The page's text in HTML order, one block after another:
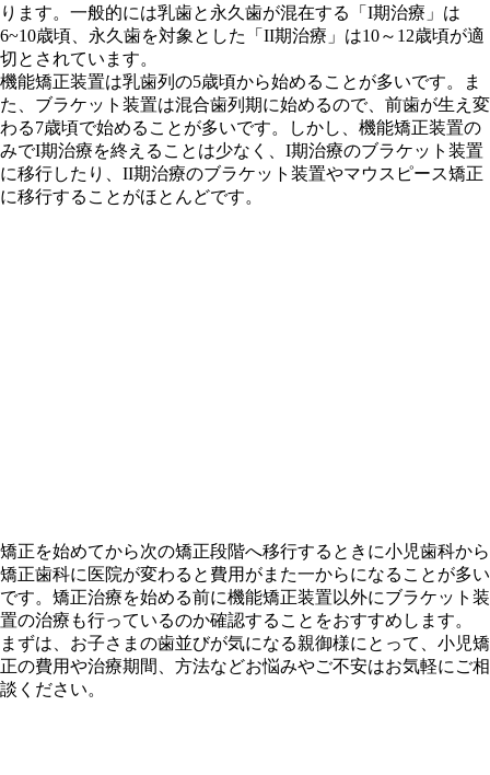
ります。一般的には乳歯と永久歯が混在する「I期治療」は
6~10歳頃、永久歯を対象とした「II期治療」は10～12歳頃が適
切とされています。
機能矯正装置は乳歯列の5歳頃から始めることが多いです。ま
た、ブラケット装置は混合歯列期に始めるので、前歯が生え変
わる7歳頃で始めることが多いです。しかし、機能矯正装置の
みでI期治療を終えることは少なく、I期治療のブラケット装置
に移行したり、II期治療のブラケット装置やマウスピース矯正
に移行することがほとんどです。
矯正を始めてから次の矯正段階へ移行するときに小児歯科から
矯正歯科に医院が変わると費用がまた一からになることが多い
です。矯正治療を始める前に機能矯正装置以外にブラケット装
置の治療も行っているのか確認することをおすすめします。
まずは、お子さまの歯並びが気になる親御様にとって、小児矯
正の費用や治療期間、方法などお悩みやご不安はお気軽にご相
談ください。